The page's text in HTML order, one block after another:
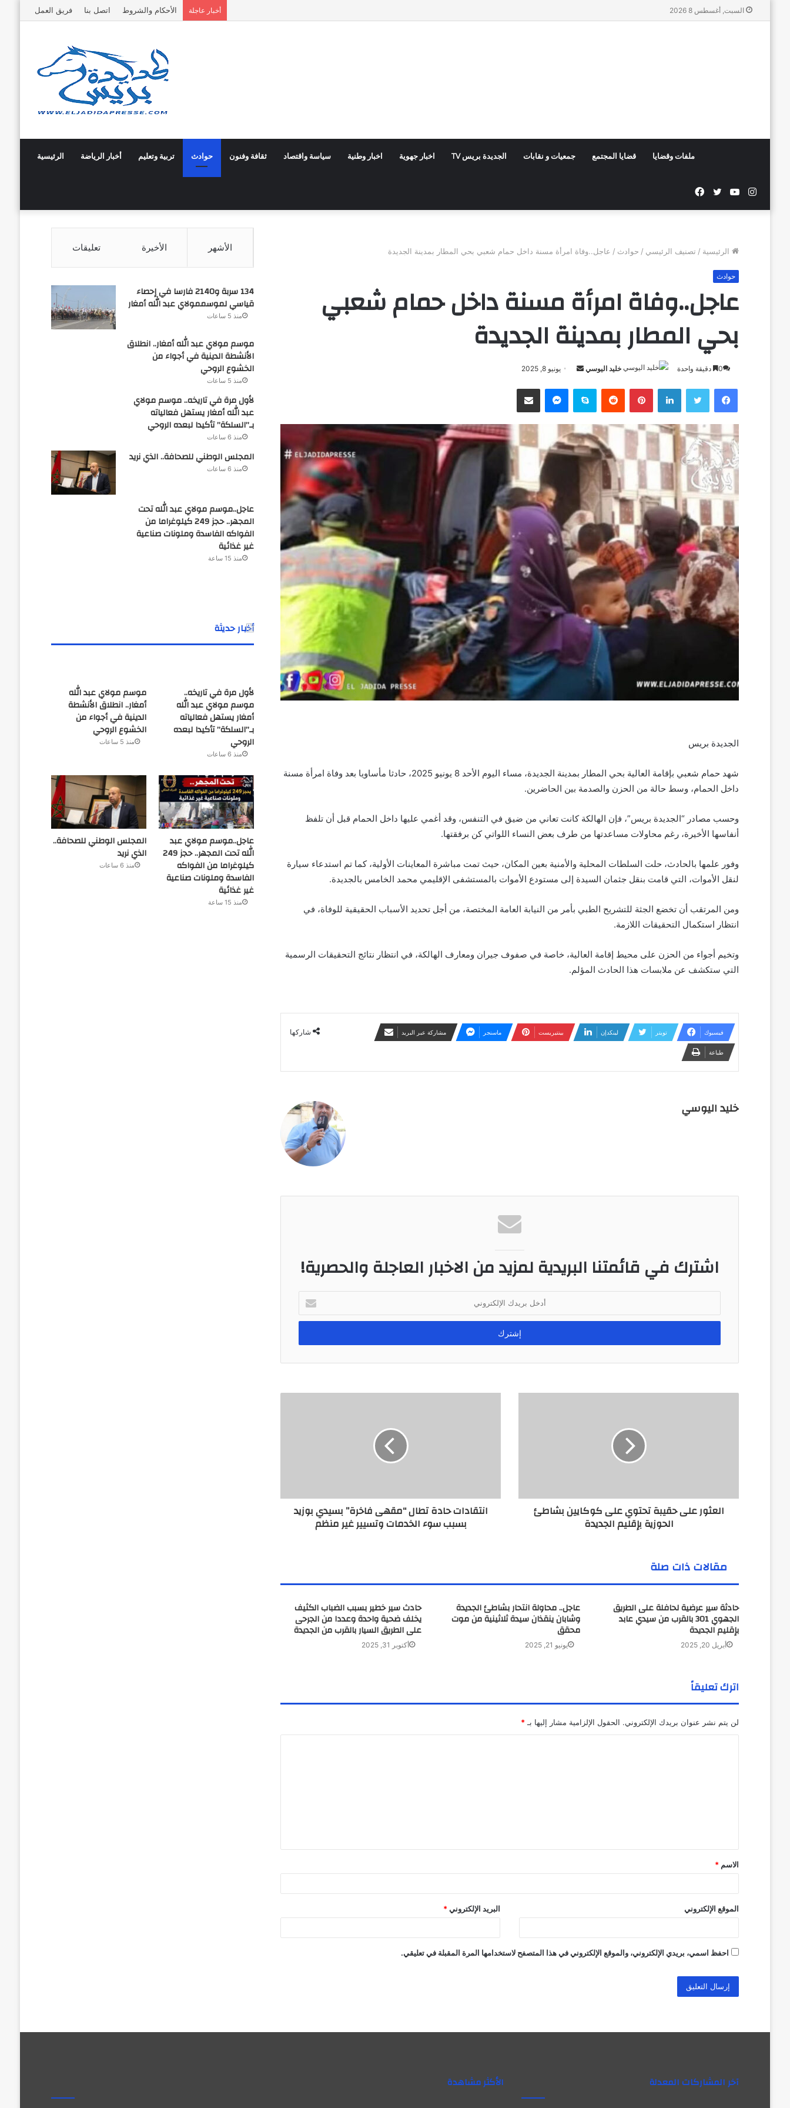
السبت, أغسطس 8 2026 أخبار عاجلة فريق العمل اتصل بنا الأحكام والشروط
الرئيسية أخبار الرياضة تربية وتعليم حوادث ثقافة وفنون سياسة واقتصاد اخبار وطنية اخبار جهوية الجديدة بريس TV جمعيات و نقابات قضايا المجتمع ملفات وقضايا
انستقرام
يوتيوب تويترفيسبوك
الرئيسية / تصنيف الرئيسي / حوادث / عاجل..وفاة امرأة مسنة داخل حمام شعبي بحي المطار بمدينة الجديدة
حوادث
عاجل..وفاة امرأة مسنة داخل حمام شعبي
بحي المطار بمدينة الجديدة
خليد اليوسي
أ
ل
ب
ر
ي
ل
ك
ت
ر
و
ن
يونيو 8, 2025 0 دقيقة واحدة
فيسبوك تويتر لينكدإن بينتيريست ‏Reddit سكايب ماسنجر مشاركة عبر البريد
الجديدة بريس
شهد حمام شعبي بإقامة العالية بحي المطار بمدينة الجديدة، مساء اليوم الأحد 8 يونيو 2025، حادثا مأساويا بعد وفاة امرأة مسنة
داخل الحمام، وسط حالة من الحزن والصدمة بين الحاضرين.
وحسب مصادر “الجديدة بريس”، فإن الهالكة كانت تعاني من ضيق في التنفس، وقد أغمي عليها داخل الحمام قبل أن تلفظ
أنفاسها الأخيرة، رغم محاولات مساعدتها من طرف بعض النساء اللواتي كن برفقتها.
وفور علمها بالحادث، حلت السلطات المحلية والأمنية بعين المكان، حيث تمت مباشرة المعاينات الأولية، كما تم استدعاء سيارة
لنقل الأموات، التي قامت بنقل جثمان السيدة إلى مستودع الأموات بالمستشفى الإقليمي محمد الخامس بالجديدة.
ومن المرتقب أن تخضع الجثة للتشريح الطبي بأمر من النيابة العامة المختصة، من أجل تحديد الأسباب الحقيقية للوفاة، في
انتظار استكمال التحقيقات اللازمة.
وتخيم أجواء من الحزن على محيط إقامة العالية، خاصة في صفوف جيران ومعارف الهالكة، في انتظار نتائج التحقيقات الرسمية
التي ستكشف عن ملابسات هذا الحادث المؤلم.
شاركها فيسبوك تويتر لينكدإن بينتيريست ماسنجر مشاركة عبر البريد
طباعة
خليد اليوسي
اشترك في قائمتنا البريدية لمزيد من الاخبار العاجلة والحصرية!
خ
ب
ك
ن
انتقادات حادة تطال “مقهى فاخرة” بسيدي بوزيد
بسبب سوء الخدمات وتسيير غير منظم
العثور على حقيبة تحتوي على كوكايين بشاطئ
الحوزية بإقليم الجديدة
مقالات ذات صلة
حادث سير خطير بسبب الضباب الكثيف
يخلف ضحية واحدة وعددا من الجرحى
على الطريق السيار بالقرب من الجديدة
أكتوبر 31, 2025
عاجل.. محاولة انتحار بشاطئ الجديدة
وشابان ينقذان سيدة ثلاثينية من موت
محقق
يونيو 21, 2025
حادثة سير عرضية لحافلة على الطريق
الجهوي 301 بالقرب من سيدي عابد
بإقليم الجديدة
أبريل 20, 2025
اترك تعليقاً
لن يتم نشر عنوان بريدك الإلكتروني. الحقول الإلزامية مشار إليها بـ *
ق
*
الاسم *
البريد الإلكتروني * الموقع الإلكتروني
احفظ اسمي، بريدي الإلكتروني، والموقع الإلكتروني في هذا المتصفح لاستخدامها المرة المقبلة في تعليقي.
الأشهر الأخيرة تعليقات
134 سربة و2140 فارسا في إحصاء
قياسي لموسممولاي عبد الله أمغار
منذ 5 ساعات
موسم مولاي عبد الله أمغار.. انطلاق
الأنشطة الدينية في أجواء من
الخشوع الروحي
منذ 5 ساعات
لأول مرة في تاريخه.. موسم مولاي
عبد الله أمغار يستهل فعالياته
بـ”السلكة” تأكيدا لبعده الروحي
منذ 6 ساعات
المجلس الوطني للصحافة.. الذي نريد
منذ 6 ساعات
عاجل..موسم مولاي عبد الله تحت
المجهر.. حجز 249 كيلوغراما من
الفواكه الفاسدة وملونات صناعية
غير غذائية
منذ 15 ساعة
أخبار حديثة
موسم مولاي عبد الله
أمغار.. انطلاق الأنشطة
الدينية في أجواء من
الخشوع الروحي
منذ 5 ساعات
لأول مرة في تاريخه..
موسم مولاي عبد الله
أمغار يستهل فعالياته
بـ”السلكة” تأكيدا لبعده
الروحي
منذ 6 ساعات
المجلس الوطني للصحافة..
الذي نريد
منذ 6 ساعات
عاجل..موسم مولاي عبد
الله تحت المجهر.. حجز 249
كيلوغراما من الفواكه
الفاسدة وملونات صناعية
غير غذائية
منذ 15 ساعة
الأكثر مشاهدة آخر المشاركات المعدلة